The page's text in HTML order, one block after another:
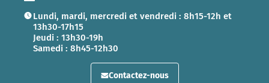
Lundi, mardi, mercredi et vendredi : 8h15-12h et
13h30-17h15
Jeudi : 13h30-19h
Samedi : 8h45-12h30
Contactez-nous